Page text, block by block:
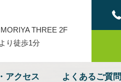
THREE 2F
り徒歩1分
アクセス よくあるご質問